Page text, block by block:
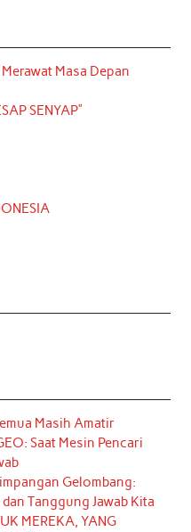
t
t
e
T
u
b
Masa Depan
SENYAP”
Masih Amatir
Saat Mesin Pencari
Gelombang:
Tanggung Jawab Kita
MEREKA, YANG